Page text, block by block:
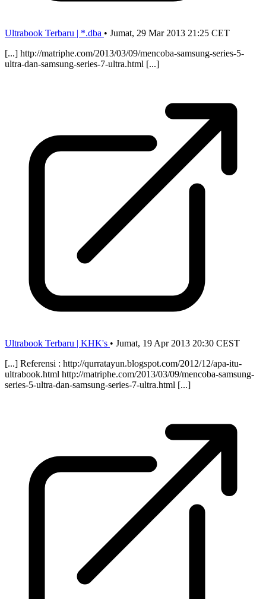
Ultrabook Terbaru | *.dba • Jumat, 29 Mar 2013 21:25 CET
[...] http://matriphe.com/2013/03/09/mencoba-samsung-series-5-
ultra-dan-samsung-series-7-ultra.html [...]
Ultrabook Terbaru | KHK's • Jumat, 19 Apr 2013 20:30 CEST
[...] Referensi : http://qurratayun.blogspot.com/2012/12/apa-itu-
ultrabook.html http://matriphe.com/2013/03/09/mencoba-samsung-
series-5-ultra-dan-samsung-series-7-ultra.html [...]